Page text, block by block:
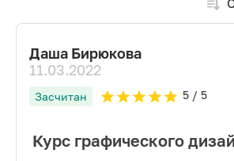
Даша Бирюкова
11.03.2022
Засчитан 5/ 5
Курс графического